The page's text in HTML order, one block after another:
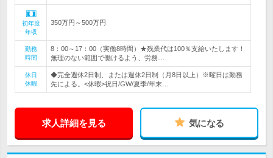
初年度
年収
350万円～500万円
勤務
時間
8：00～17：00（実働8時間）★残業代は100％支給いたします！
無理のない範囲で働けるよう、労務…
休日
休暇
◆完全週休2日制、または週休2日制（月8日以上）※曜日は勤務
先による。<休暇>祝日/GW/夏季/年末…
求人詳細を見る 気になる